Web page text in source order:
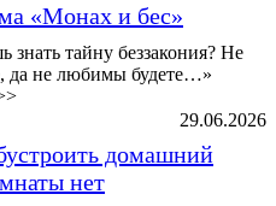
«Монах и бес»
знать тайну беззакония? Не
да не любимы будете…»
29.06.2026
домашний
нет